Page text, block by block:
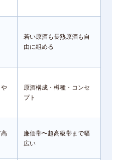
若い原酒も長熟原酒も自
由に組める
原酒構成・樽種・コンセ
プト
廉価帯〜超高級帯まで幅
広い